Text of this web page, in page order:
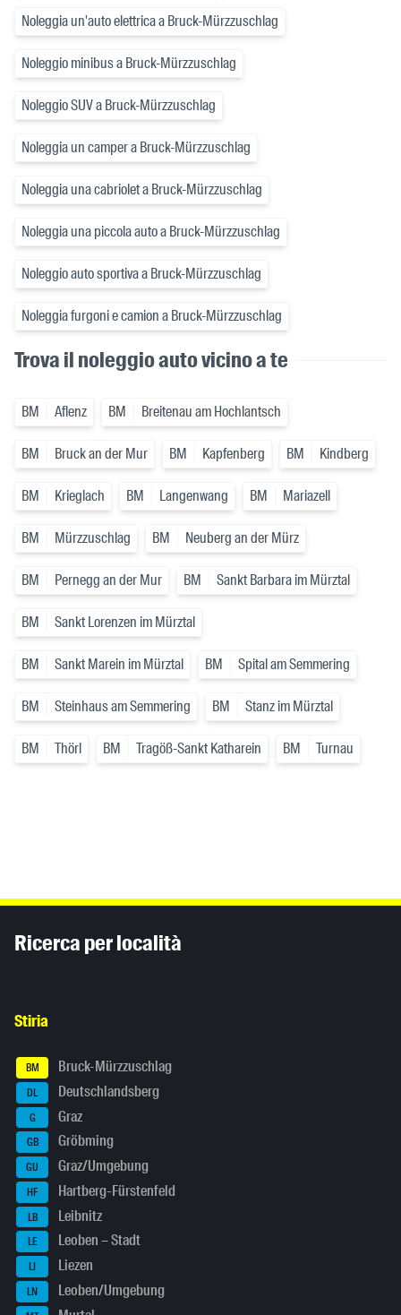
Noleggia un'auto elettrica a Bruck-Mürzzuschlag
Noleggio minibus a Bruck-Mürzzuschlag
Noleggio SUV a Bruck-Mürzzuschlag
Noleggia un camper a Bruck-Mürzzuschlag
Noleggia una cabriolet a Bruck-Mürzzuschlag
Noleggia una piccola auto a Bruck-Mürzzuschlag
Noleggio auto sportiva a Bruck-Mürzzuschlag
Noleggia furgoni e camion a Bruck-Mürzzuschlag
Trova il noleggio auto vicino a te
BM Aflenz BM Breitenau am Hochlantsch
BM Bruck an der Mur BM Kapfenberg BM Kindberg
BM Krieglach BM Langenwang BM Mariazell
BM Mürzzuschlag BM Neuberg an der Mürz
BM Pernegg an der Mur BM Sankt Barbara im Mürztal
BM Sankt Lorenzen im Mürztal
BM Sankt Marein im Mürztal BM Spital am Semmering
BM Steinhaus am Semmering BM Stanz im Mürztal
BM Thörl BM Tragöß-Sankt Katharein BM Turnau
Ricerca per località
Stiria
BM Bruck-Mürzzuschlag
DL Deutschlandsberg
G Graz
GB Gröbming
GU Graz/Umgebung
HF Hartberg-Fürstenfeld
LB Leibnitz
LE Leoben – Stadt
LI Liezen
LN Leoben/Umgebung